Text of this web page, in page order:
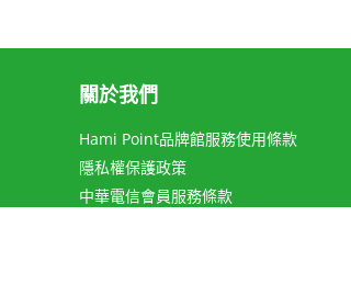
關於我們
Hami Point品牌館服務使用條款
隱私權保護政策
中華電信會員服務條款